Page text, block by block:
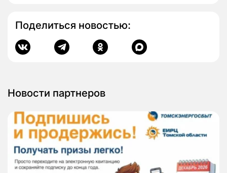
Поделиться новостью:
Новости партнеров